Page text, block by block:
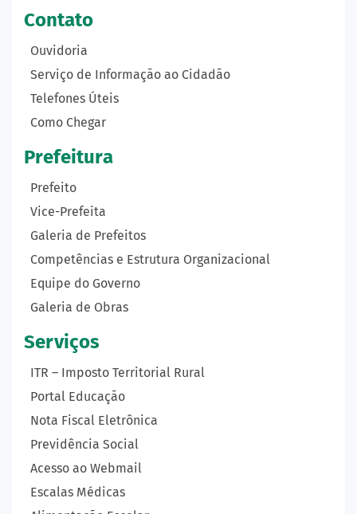
Contato
Ouvidoria
Serviço de Informação ao Cidadão
Telefones Úteis
Como Chegar
Prefeitura
Prefeito
Vice-Prefeita
Galeria de Prefeitos
Competências e Estrutura Organizacional
Equipe do Governo
Galeria de Obras
Serviços
ITR – Imposto Territorial Rural
Portal Educação
Nota Fiscal Eletrônica
Previdência Social
Acesso ao Webmail
Escalas Médicas